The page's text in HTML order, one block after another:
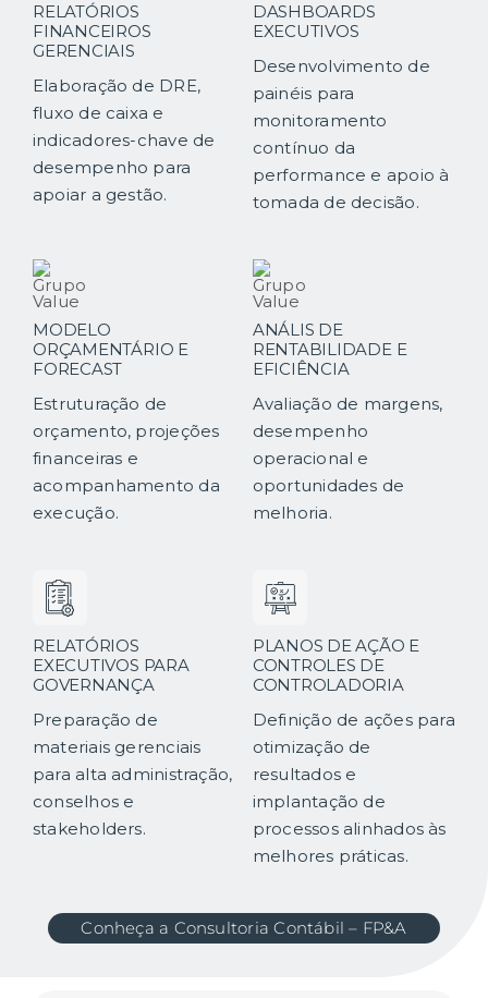
RELATÓRIOS
FINANCEIROS
GERENCIAIS
Elaboração de DRE,
fluxo de caixa e
indicadores-chave de
desempenho para
apoiar a gestão.
DASHBOARDS
EXECUTIVOS
Desenvolvimento de
painéis para
monitoramento
contínuo da
performance e apoio à
tomada de decisão.
MODELO
ORÇAMENTÁRIO E
FORECAST
Estruturação de
orçamento, projeções
financeiras e
acompanhamento da
execução.
ANÁLIS DE
RENTABILIDADE E
EFICIÊNCIA
Avaliação de margens,
desempenho
operacional e
oportunidades de
melhoria.
RELATÓRIOS
EXECUTIVOS PARA
GOVERNANÇA
Preparação de
materiais gerenciais
para alta administração,
conselhos e
stakeholders.
PLANOS DE AÇÃO E
CONTROLES DE
CONTROLADORIA
Definição de ações para
otimização de
resultados e
implantação de
processos alinhados às
melhores práticas.
Conheça a Consultoria Contábil – FP&A